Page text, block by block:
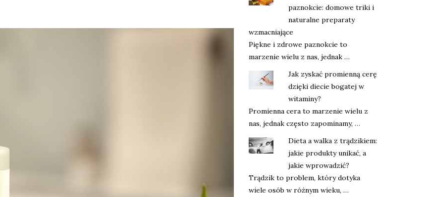
paznokcie: domowe triki i
naturalne preparaty
wzmacniające
Piękne i zdrowe paznokcie to
marzenie wielu z nas, jednak …
Jak zyskać promienną cerę
dzięki diecie bogatej w
witaminy?
Promienna cera to marzenie wielu z
nas, jednak często zapominamy, …
Dieta a walka z trądzikiem:
jakie produkty unikać, a
jakie wprowadzić?
Trądzik to problem, który dotyka
wiele osób w różnym wieku, …